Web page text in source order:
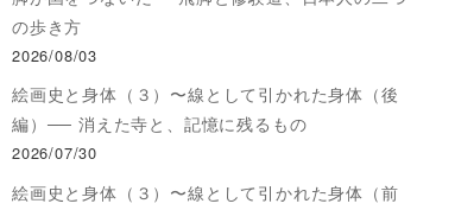
の歩き方
2026/08/03
絵画史と身体（３）〜線として引かれた身体（後
編）── 消えた寺と、記憶に残るもの
2026/07/30
絵画史と身体（３）〜線として引かれた身体（前